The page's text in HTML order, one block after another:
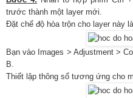
trước thành một layer mới.
Đặt chế độ hòa trộn cho layer này
Bạn vào Images > Adjustment >
B.
Thiết lập thông số tương ứng cho